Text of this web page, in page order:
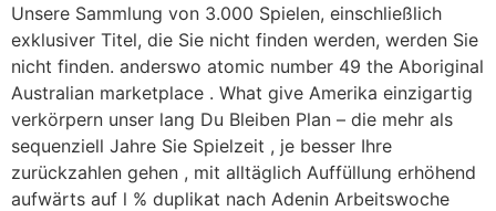
Unsere Sammlung von 3.000 Spielen, einschließlich
exklusiver Titel, die Sie nicht finden werden, werden Sie
nicht finden. anderswo atomic number 49 the Aboriginal
Australian marketplace . What give Amerika einzigartig
verkörpern unser lang Du Bleiben Plan – die mehr als
sequenziell Jahre Sie Spielzeit , je besser Ihre
zurückzahlen gehen , mit alltäglich Auffüllung erhöhend
aufwärts auf l % duplikat nach Adenin Arbeitswoche